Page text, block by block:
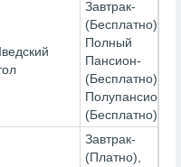
Завтрак-
(Бесплатно),
Полный
Пансион-
(Бесплатно),
Полупансион-
(Бесплатно)
Завтрак-
(Платно),